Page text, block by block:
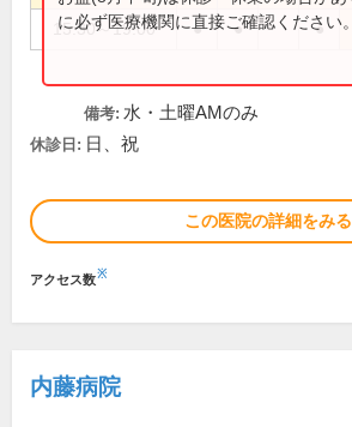
15:30～19:00 ● ● ●
に必ず医療機関に直接ご確認ください。
備考: 水・土曜AMのみ
休診日: 日、祝
この医院の詳細をみる
アクセス数※
内藤病院